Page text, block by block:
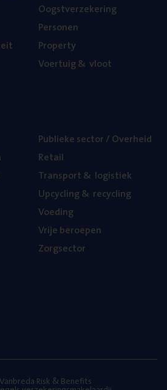
Oogst­ver­ze­ke­ring
Per­so­nen
Pro­per­ty
Voer­tuig& vloot
Publie­ke sec­tor / Overheid
Retail
Trans­port& logistiek
Upcy­cling& recycling
Voe­ding
Vrije beroe­pen
Zorg­sec­tor
Risk & Benefits